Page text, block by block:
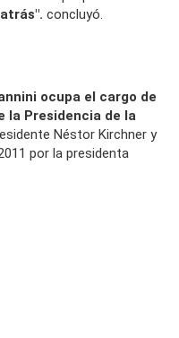
concluyó.
ocupa el cargo de
la Presidencia de la
Néstor Kirchner y
por la presidenta